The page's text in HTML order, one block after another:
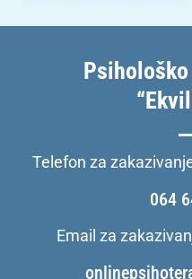
Telefon za
064
Email za